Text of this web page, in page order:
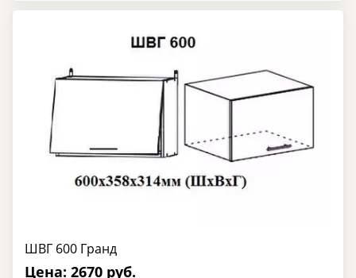
ШВГ 600 Гранд
Цена: 2670 руб.